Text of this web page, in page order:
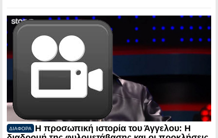
ΔΙΑΦΟΡΑ
Η προσωπική ιστορία του Άγγελου: Η